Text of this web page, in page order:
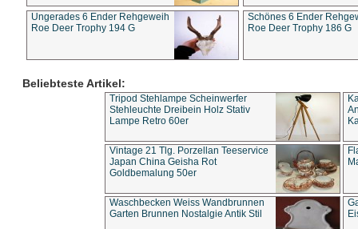
Ungerades 6 Ender Rehgeweih
Roe Deer Trophy 194 G
Schönes 6 Ender
Roe Deer Trophy 186 G
Beliebteste Artikel:
Tripod Stehlampe Scheinwerfer
Stehleuchte Dreibein Holz Stativ
Lampe Retro 60er
Vintage 21 Tlg. Porzellan Teeservice
Japan China Geisha Rot
Goldbemalung 50er
Waschbecken Weiss Wandbrunnen
Garten Brunnen Nostalgie Antik Stil